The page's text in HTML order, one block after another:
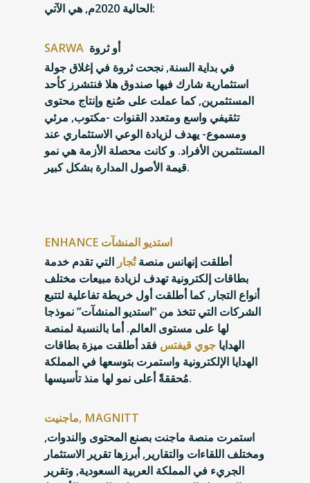
الحالية 2020م, هي الآتي:
SARWA أو ثروة
في بداية السنة, نجحت ثروة في إغلاق جولة
استثمارية شارك فيها صندوق هلا فنتشرز كأحد
المستثمرين, كما عملت على صُنع وإنتاج محتوى
تثقيفي واسع ومتعدد القنوات -مكتوب, مرئي
ومسموع- يهدف لزيادة الوعي الاستثماري عند
المستثمرين الأفراد. و كانت محصلة الأزمة هي نمو
قيمة الأصول المدارة بشكل كبير.
ENHANCE استديو المنشآت
أطلقت إنهانس منصةتُجار التي تقدم خدمة
بطاقات إلكترونية تهدف لزيادة مبيعات مختلف
أنواع التجار, كما أطلقت أول خريطة تفاعلية لتتبع
الشركات التي تتخذ من “استديو المنشآت” نموذجا
لها على مستوى العالم. أما بالنسبة لمنصة
الهدايا جوي قيفتس فقد أطلقت ميزة بطاقات
الهدايا الإلكترونية واستمرت بتوسعها في المملكة
مُحققةً أعلى نمو لها منذ تأسيسها.
ماجنيت, MAGNITT
استمرت منصة ماجنت بصنع المحتوى والندوات,
ومختلف اللقاءات والتقارير, أبرزها تقرير الاستثمار
الجريء في المملكة العربية السعودية, وتقرير